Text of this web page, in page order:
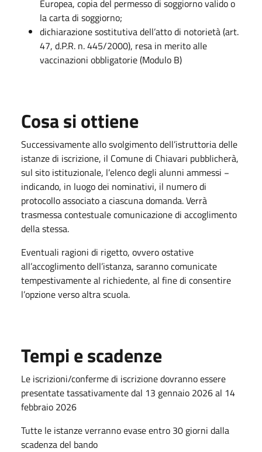
Europea, copia del permesso di soggiorno valido o
la carta di soggiorno;
dichiarazione sostitutiva dell’atto di notorietà (art.
47, d.P.R. n. 445/2000), resa in merito alle
vaccinazioni obbligatorie (Modulo B)
Cosa si ottiene
Successivamente allo svolgimento dell’istruttoria delle
istanze di iscrizione, il Comune di Chiavari pubblicherà,
sul sito istituzionale, l’elenco degli alunni ammessi −
indicando, in luogo dei nominativi, il numero di
protocollo associato a ciascuna domanda. Verrà
trasmessa contestuale comunicazione di accoglimento
della stessa.
Eventuali ragioni di rigetto, ovvero ostative
all’accoglimento dell’istanza, saranno comunicate
tempestivamente al richiedente, al fine di consentire
l’opzione verso altra scuola.
Tempi e scadenze
Le iscrizioni/conferme di iscrizione dovranno essere
presentate tassativamente dal 13 gennaio 2026 al 14
febbraio 2026
Tutte le istanze verranno evase entro 30 giorni dalla
scadenza del bando